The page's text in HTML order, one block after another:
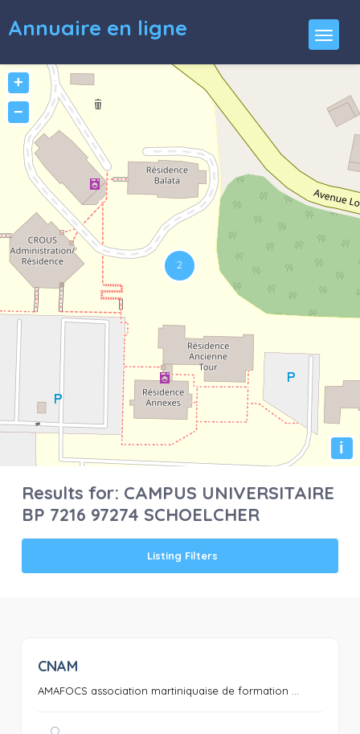
Annuaire en ligne
+
−
i
Results for: CAMPUS UNIVERSITAIRE
BP 7216 97274 SCHOELCHER
Listing Filters
CNAM
AMAFOCS association martiniquaise de formation ...